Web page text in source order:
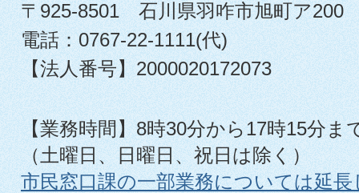
〒925-8501 石川県羽咋市旭町ア200
電話：0767-22-1111(代)
【法人番号】2000020172073
【業務時間】8時30分から17時15分ま
（土曜日、日曜日、祝日は除く）
市民窓口課の一部業務については延